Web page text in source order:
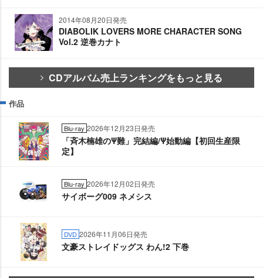
2014年08月20日発売
DIABOLIK LOVERS MORE CHARACTER SONG
Vol.2 逆巻カナト
CDアルバム売上ランキングをもっと見る
作品
Blu-ray 2026年12月23日発売
「斉木楠雄のΨ難」完結編/Ψ始動編【初回生産限
定】
Blu-ray 2026年12月02日発売
サイボーグ009 ネメシス
DVD 2026年11月06日発売
文豪ストレイドッグス わん!2 下巻